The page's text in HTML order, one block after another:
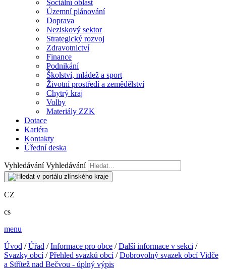
Sociální oblast
Územní plánování
Doprava
Neziskový sektor
Strategický rozvoj
Zdravotnictví
Finance
Podnikání
Školství, mládež a sport
Životní prostředí a zemědělství
Chytrý kraj
Volby
Materiály ZZK
Dotace
Kariéra
Kontakty
Úřední deska
Vyhledávání Vyhledávání
CZ
cs
menu
Úvod /Úřad /Informace pro obce /Další informace v sekci /
Svazky obcí/Přehled svazků obcí/Dobrovolný svazek obcí Vidče
a Střítež nad Bečvou - úplný výpis